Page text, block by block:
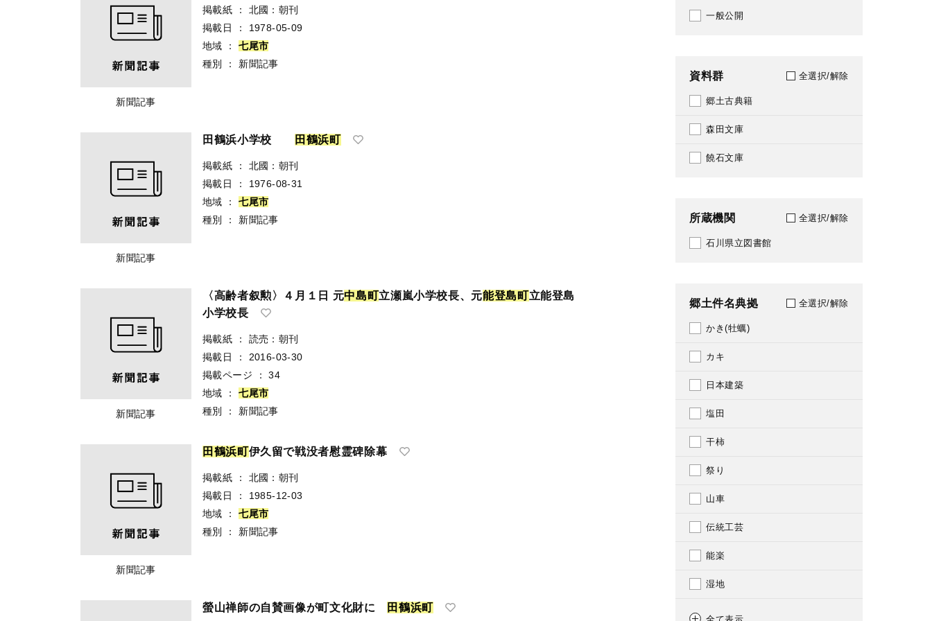
新聞記事
掲載紙 ：
北國：朝刊
掲載日
：
1978-05-09
地域
： 七尾市
種別
： 新聞記事
新聞記事
田鶴浜小学校 田 鶴浜町
掲載紙 ：
北國：朝刊
掲載日
：
1976-08-31
地域
： 七尾市
種別
： 新聞記事
新聞記事
〈高齢者叙勲〉４月１日 元中島町立瀬嵐小学校長、元能登島町立能登島
小学校長
掲載紙 ：
読売：朝刊
掲載日
：
2016-03-30
掲載ページ
：
34
地域
： 七尾市
種別
： 新聞記事
新聞記事
田 鶴浜町伊久留で戦没者慰霊碑除幕
掲載紙 ：
北國：朝刊
掲載日
：
1985-12-03
地域
： 七尾市
種別
： 新聞記事
螢山禅師の自賛画像が町文化財に 田 鶴浜町
1972
1974
1975
1976
1977
1979
1980
1982
1983
1984
1985
1986
1987
1988
1989
1990
1991
1992
一般公開
資料群 全選択/解除
郷土古典籍
森田文庫
饒石文庫
所蔵機関 全選択/解除
石川県立図書館
郷土件名典拠 全選択/解除
かき(牡蠣)
カキ
日本建築
塩田
干柿
祭り
山車
伝統工芸
能楽
湿地
生物多様性